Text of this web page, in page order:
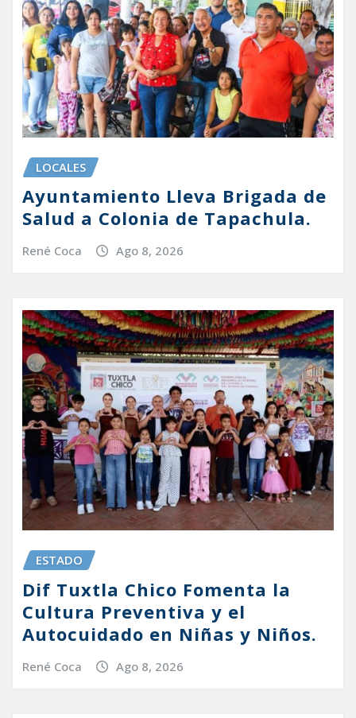
LOCALES
Ayuntamiento Lleva Brigada de
Salud a Colonia de Tapachula.
René Coca Ago 8, 2026
ESTADO
Dif Tuxtla Chico Fomenta la
Cultura Preventiva y el
Autocuidado en Niñas y Niños.
René Coca Ago 8, 2026